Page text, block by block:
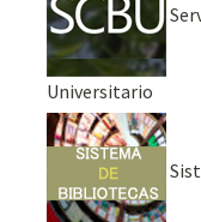
Universitario